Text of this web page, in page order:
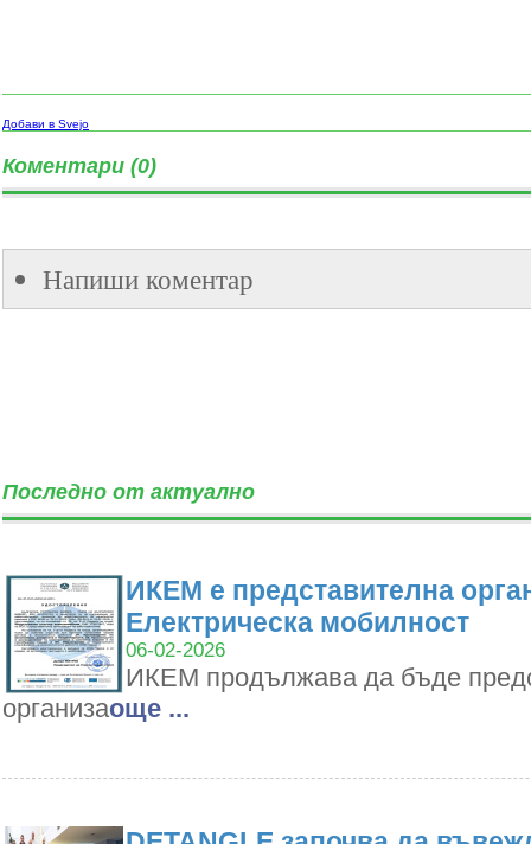
Добави в Svejo
Коментари (0)
Напиши коментар
Последно от актуално
ИКЕМ е представителна
Електрическа мобилност
06-02-2026
ИКЕМ продължава да бъде
организаoще ...